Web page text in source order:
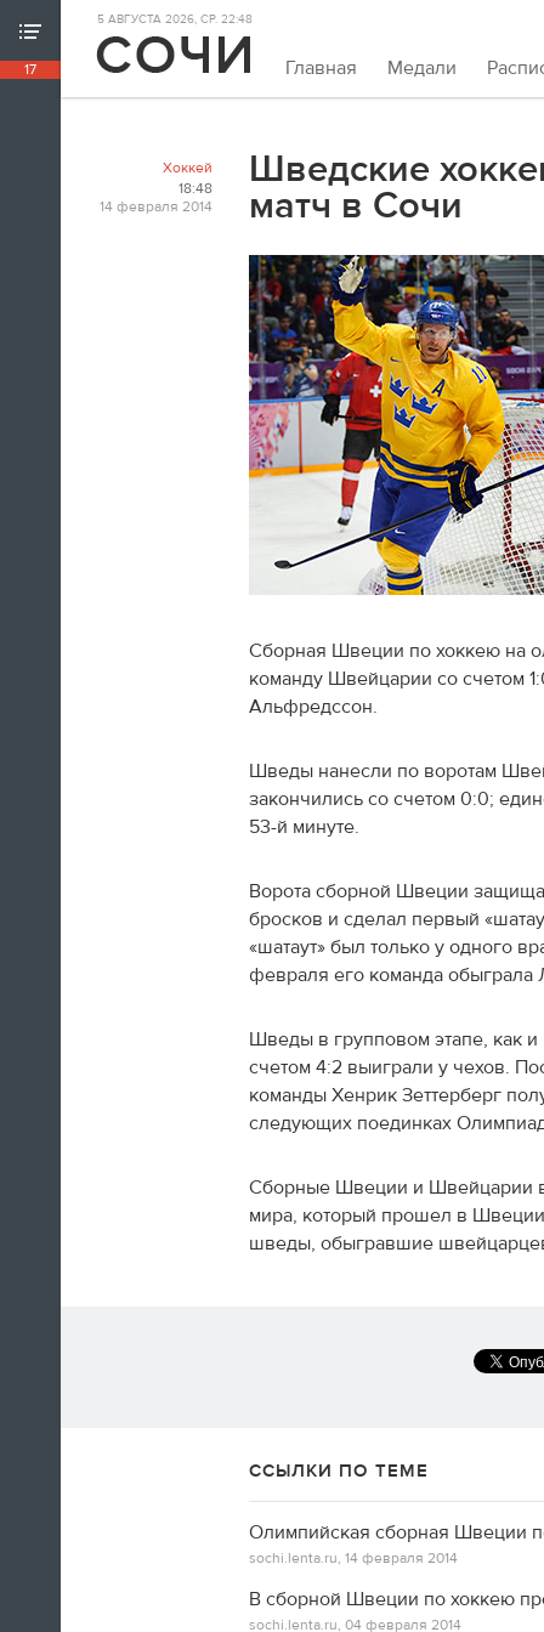
17
ХРОНИКА ИГР
18:39
Я признаюсь, в ходе церемонии
закрытия заплакал. По хоккею.
Швед Эрик Карлссон (символическая
сборная хоккейного турнира) на пути из
Юлия Липницкая
А вот так добираются домой американские
а нереально эмоционально!
5 АВГУСТА 2026, СР. 22:48
Главная Медали
Хоккей
18:48
14 февраля 2014
Шведские
матч в Сочи
Сборная Швеции по хоккею на
команду Швейцарии со счетом
Альфредссон.
Шведы нанесли по воротам
закончились со счетом 0:0;
53-й минуте.
Ворота сборной Швеции
бросков и сделал первый
«шатаут» был только у одного
февраля его команда обыграла
Шведы в групповом этапе, как
счетом 4:2 выиграли у чехов.
команды Хенрик Зеттерберг
следующих поединках
Сборные Швеции и Швейцарии
мира, который прошел в
шведы, обыгравшие
ССЫЛКИ ПО ТЕМЕ
Олимпийская сборная Швеции
sochi.lenta.ru, 14 февраля 2014
В сборной Швеции по хоккею
sochi.lenta.ru, 04 февраля 2014